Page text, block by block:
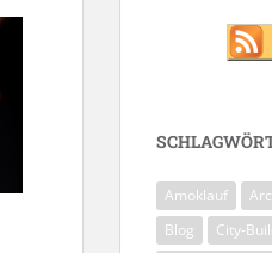
Amoklauf
Blog
City-